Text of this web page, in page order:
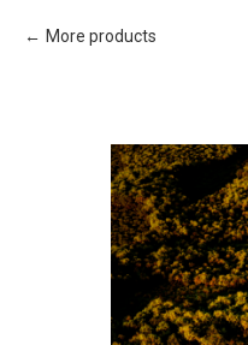
More products